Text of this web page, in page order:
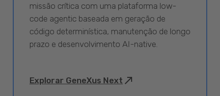
missão crítica com uma plataforma low-
code agentic baseada em geração de
código determinística, manutenção de longo
prazo e desenvolvimento AI-native.
Explorar GeneXus Next